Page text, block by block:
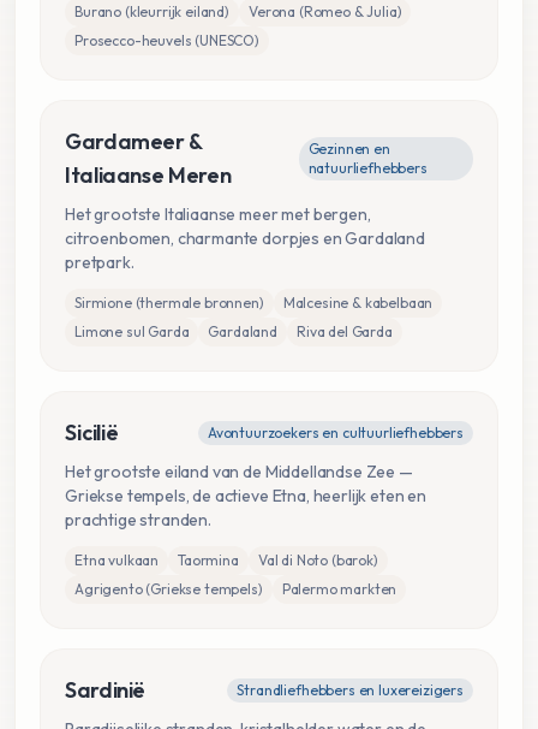
Burano (kleurrijk eiland)
Verona (Romeo & Julia)
Prosecco-heuvels (UNESCO)
Gardameer &
Italiaanse Meren
Gezinnen en
natuurliefhebbers
Het grootste Italiaanse meer met bergen,
citroenbomen, charmante dorpjes en Gardaland
pretpark.
Sirmione (thermale bronnen)
Malcesine & kabelbaan
Limone sul Garda
Gardaland Riva del Garda
Sicilië Avontuurzoekers en cultuurliefhebbers
Het grootste eiland van de Middellandse Zee —
Griekse tempels, de actieve Etna, heerlijk eten en
prachtige stranden.
Etna vulkaan Taormina
Val di Noto (barok)
Agrigento (Griekse tempels)
Palermo markten
Sardinië Strandliefhebbers en luxereizigers